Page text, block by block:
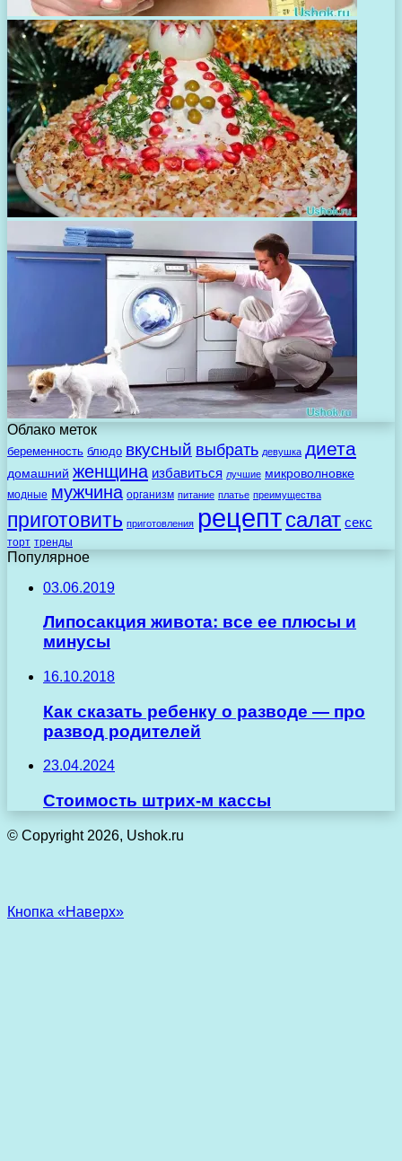
Облако меток
беременность блюдо вкусный выбрать девушка диета
домашний женщина избавиться лучшие микроволновке
модные мужчина организм питание платье преимущества
приготовить приготовления рецептсалат секс
торт тренды
Популярное
03.06.2019
Липосакция живота: все ее плюсы и
минусы
16.10.2018
Как сказать ребенку о разводе — про
развод родителей
23.04.2024
Стоимость штрих-м кассы
© Copyright 2026, Ushok.ru
Кнопка «Наверх»